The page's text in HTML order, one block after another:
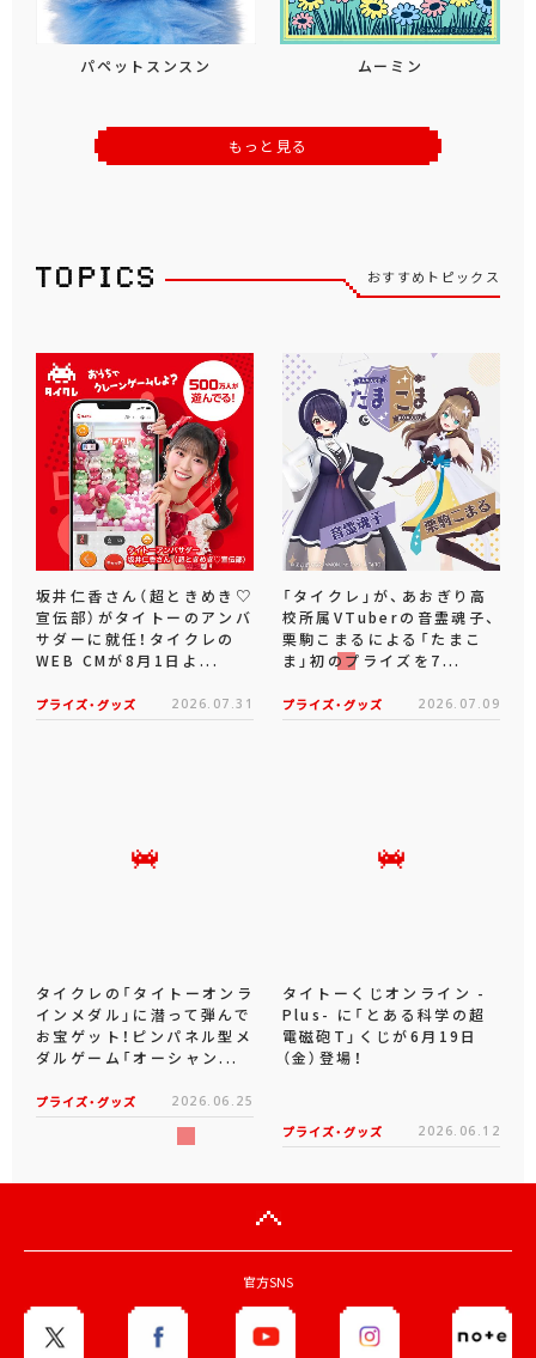
パペットスンスン ムーミン
もっと見る
おすすめトピックス
坂井仁香さん（超ときめき♡
宣伝部）がタイトーのアンバ
サダーに就任！タイクレの
WEB CMが8月1日よ...
プライズ・グッズ 2026.07.31
「タイクレ」が、あおぎり高
校所属VTuberの音霊魂子、
栗駒こまるによる「たまこ
ま」初のプライズを7...
プライズ・グッズ 2026.07.09
タイクレの「タイトーオンラ
インメダル」に潜って弾んで
お宝ゲット！ピンパネル型メ
ダルゲーム「オーシャン...
プライズ・グッズ 2026.06.25
タイトーくじオンライン -
Plus- に「とある科学の超
電磁砲T」くじが6月19日
（金）登場！
プライズ・グッズ 2026.06.12
官方SNS